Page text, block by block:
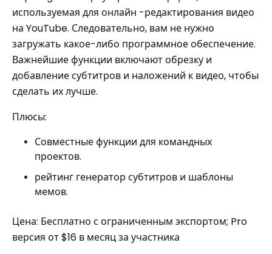
используемая для онлайн -редактирования видео
на YouTube. Следовательно, вам не нужно
загружать какое-либо программное обеспечение.
Важнейшие функции включают обрезку и
добавление субтитров и наложений к видео, чтобы
сделать их лучше.
Плюсы:
Совместные функции для командных
проектов.
рейтинг генератор субтитров и шаблоны
мемов.
Цена: Бесплатно с ограниченным экспортом; Pro
версия от $16 в месяц за участника